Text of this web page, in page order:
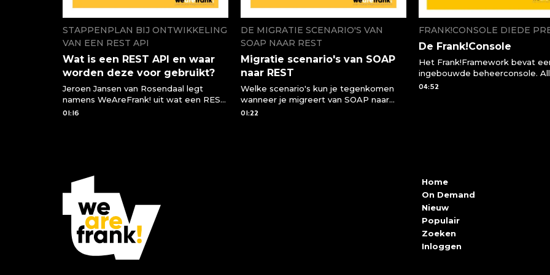
STAPPENPLAN BIJ ONTWIKKELING
VAN EEN REST API
Wat is een REST API en waar
worden deze voor gebruikt?
Jeroen Jansen van Rosendaal legt
namens WeAreFrank! uit wat een REST
API is en waar we deze voor kunnen
01:16
DE MIGRATIE SCENARIO'S VAN
SOAP NAAR REST
Migratie scenario's van SOAP
naar REST
Welke scenario's kun je tegenkomen
wanneer je migreert van SOAP naar
een REST API
01:22
FRANK!CONSOLE DIEDE
De Frank!Console
Het Frank!Framework bevat
ingebouwde beheerconsole.
processen binnen je applicatie
04:52
Home
On Demand
Nieuw
Populair
Zoeken
Inloggen